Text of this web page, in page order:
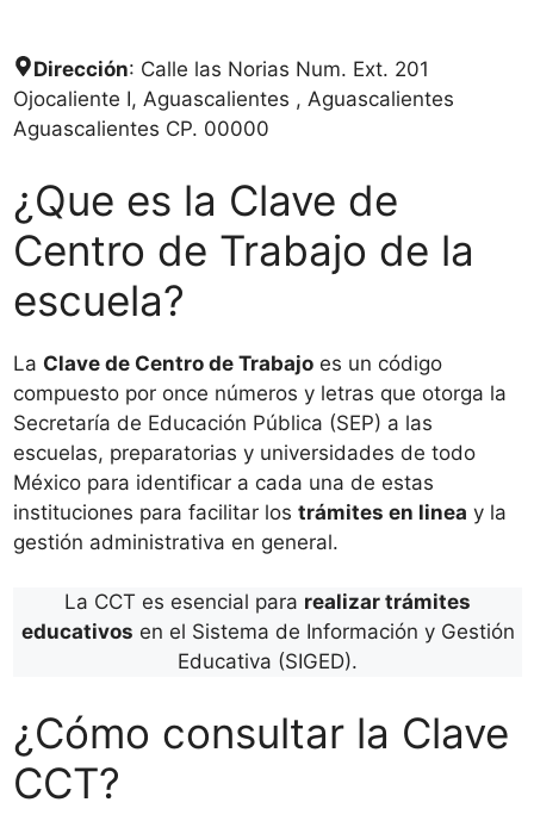
Dirección: Calle las Norias Num. Ext. 201
Ojocaliente I, Aguascalientes , Aguascalientes
Aguascalientes CP. 00000
¿Que es la Clave de
Centro de Trabajo de la
escuela?
La Clave de Centro de Trabajo es un código
compuesto por once números y letras que otorga la
Secretaría de Educación Pública (SEP) a las
escuelas, preparatorias y universidades de todo
México para identificar a cada una de estas
instituciones para facilitar los trámites en linea y la
gestión administrativa en general.
La CCT es esencial para realizar trámites
educativos en el Sistema de Información y Gestión
Educativa (SIGED).
¿Cómo consultar la Clave
CCT?